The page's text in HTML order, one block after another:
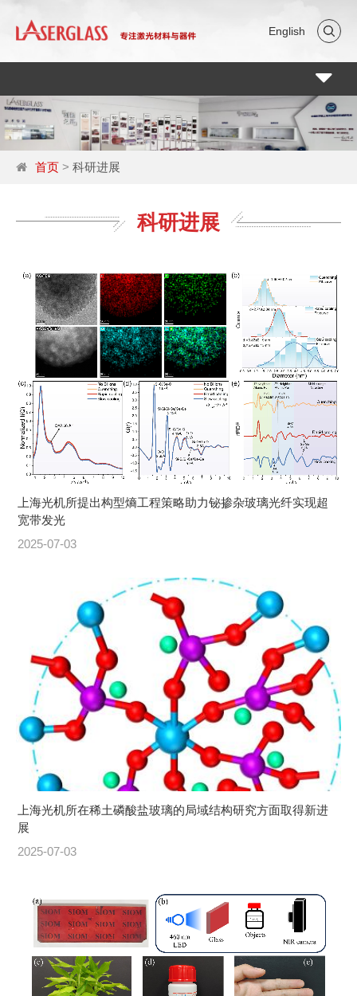
English
首页 > 科研进展
科研进展
上海光机所提出构型熵工程策略助力铋掺杂玻璃光纤实现超
宽带发光
2025-07-03
上海光机所在稀土磷酸盐玻璃的局域结构研究方面取得新进
展
2025-07-03